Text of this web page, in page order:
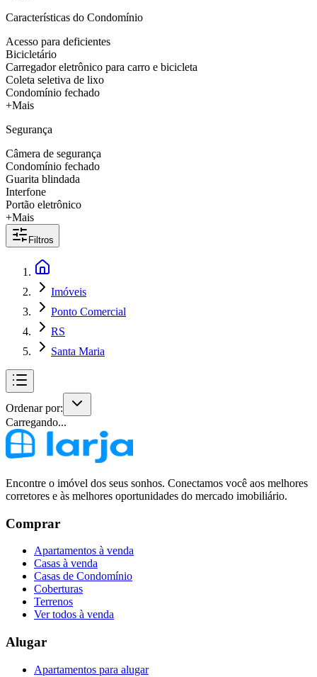
Características do Condomínio
Acesso para deficientes
Bicicletário
Carregador eletrônico para carro e bicicleta
Coleta seletiva de lixo
Condomínio fechado
+Mais
Segurança
Câmera de segurança
Condomínio fechado
Guarita blindada
Interfone
Portão eletrônico
+Mais
Filtros
Imóveis
Ponto Comercial
RS
Santa Maria
Ordenar por:
Carregando...
Encontre o imóvel dos seus sonhos. Conectamos você aos melhores
corretores e às melhores oportunidades do mercado imobiliário.
Comprar
Apartamentos à venda
Casas à venda
Casas de Condomínio
Coberturas
Terrenos
Ver todos à venda
Alugar
Apartamentos para alugar